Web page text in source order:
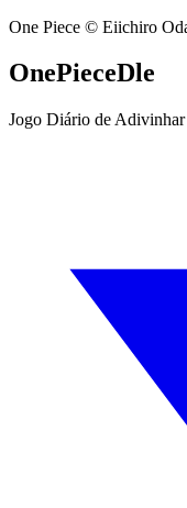
One Piece © Eiichiro
OnePieceDle
Jogo Diário de Adivinhar